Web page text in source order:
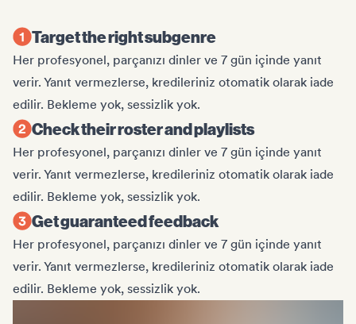
Target the right subgenre
Her profesyonel, parçanızı dinler ve 7 gün içinde yanıt
verir. Yanıt vermezlerse, kredileriniz otomatik olarak iade
edilir. Bekleme yok, sessizlik yok.
Check their roster and playlists
Her profesyonel, parçanızı dinler ve 7 gün içinde yanıt
verir. Yanıt vermezlerse, kredileriniz otomatik olarak iade
edilir. Bekleme yok, sessizlik yok.
Get guaranteed feedback
Her profesyonel, parçanızı dinler ve 7 gün içinde yanıt
verir. Yanıt vermezlerse, kredileriniz otomatik olarak iade
edilir. Bekleme yok, sessizlik yok.